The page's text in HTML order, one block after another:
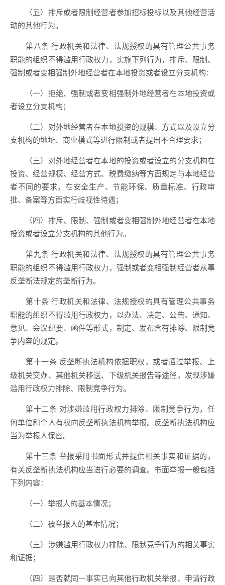
（五）排斥或者限制经营者参加招标投标以及其他经营活
动的其他行为。
第八条行政机关和法律、法规授权的具有管理公共事务
职能的组织不得滥用行政权力，实施下列行为，排斥、限制、
强制或者变相强制外地经营者在本地投资或者设立分支机构：
（一）拒绝、强制或者变相强制外地经营者在本地投资或
者设立分支机构；
（二）对外地经营者在本地投资的规模、方式以及设立分
支机构的地址、商业模式等进行限制或者提出不合理要求；
（三）对外地经营者在本地的投资或者设立的分支机构在
投资、经营规模、经营方式、税费缴纳等方面规定与本地经营
者不同的要求，在安全生产、节能环保、质量标准、行政审
批、备案等方面实行歧视性待遇；
（四）排斥、限制、强制或者变相强制外地经营者在本地
投资或者设立分支机构的其他行为。
第九条行政机关和法律、法规授权的具有管理公共事务
职能的组织不得滥用行政权力，强制或者变相强制经营者从事
反垄断法规定的垄断行为。
第十条行政机关和法律、法规授权的具有管理公共事务
职能的组织不得滥用行政权力，以办法、决定、公告、通知、
意见、会议纪要、函件等形式，制定、发布含有排除、限制竞
争内容的规定。
第十一条 反垄断执法机构依据职权，或者通过举报、上
级机关交办、其他机关移送、下级机关报告等途径，发现涉嫌
滥用行政权力排除、限制竞争行为。
第十二条 对涉嫌滥用行政权力排除、限制竞争行为，任
何单位和个人有权向反垄断执法机构举报。反垄断执法机构应
当为举报人保密。
第十三条 举报采用书面形式并提供相关事实和证据的，
有关反垄断执法机构应当进行必要的调查。书面举报一般包括
下列内容：
（一）举报人的基本情况；
（二）被举报人的基本情况；
（三）涉嫌滥用行政权力排除、限制竞争行为的相关事实
和证据；
（四）是否就同一事实已向其他行政机关举报、申请行政